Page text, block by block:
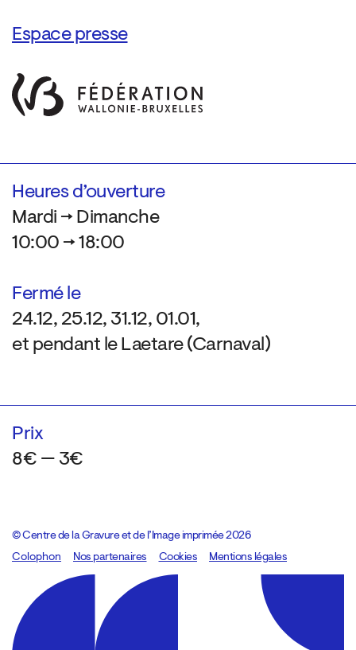
Espace presse
Heures d’ouverture
Mardi → Dimanche
10:00 → 18:00
Fermé le
24.12, 25.12, 31.12, 01.01,
et pendant le Laetare (Carnaval)
Prix
8€ — 3€
© Centre de la Gravure et de l’Image imprimée 2026
Colophon
Design:Marcel Kaczmarek, code:8080.studio
Nos partenaires Cookies Mentions légales